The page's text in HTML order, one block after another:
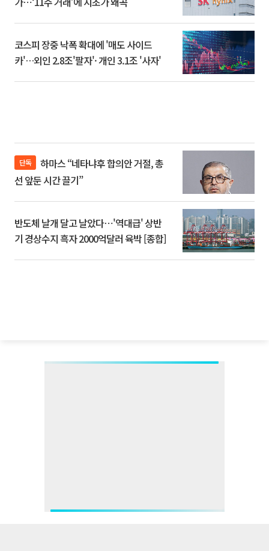
코스피 장중 낙폭 확대에 '매도 사이드
카'…외인 2.8조'팔자'· 개인 3.1조 '사자'
단독
선 앞둔 시간 끌기”
반도체 날개 달고 날았다⋯'역대급' 상반
기 경상수지 흑자 2000억달러 육박 [종합]